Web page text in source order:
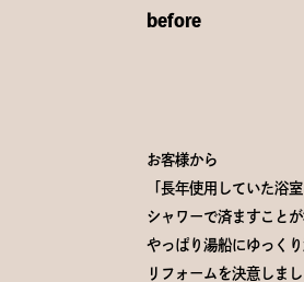
before
お客様から
「長年使用していた浴
シャワーで済ますことが
やっぱり湯船にゆっく
リフォームを決意しま